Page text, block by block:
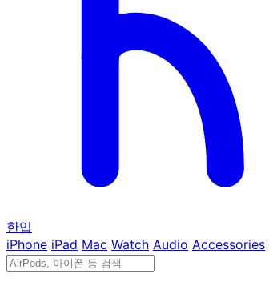
한입
iPhone iPad Mac Watch Audio Accessories